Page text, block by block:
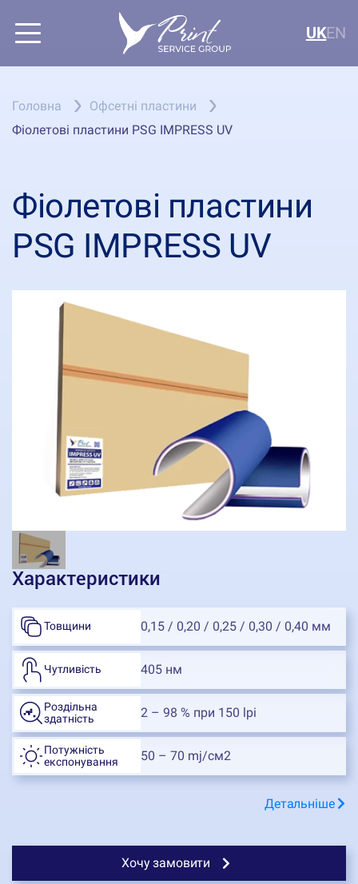
UKEN
Головна
Офсетні пластини
Фіолетові пластини PSG IMPRESS UV
Фіолетові пластини
PSG IMPRESS UV
Характеристики
Товщини 0,15 / 0,20 / 0,25 / 0,30 / 0,40 мм
Чутливість 405 нм
Роздільна
здатність
2 – 98 % при 150 lpi
Потужність
експонування
50 – 70 mj/см2
Детальніше
Хочу замовити